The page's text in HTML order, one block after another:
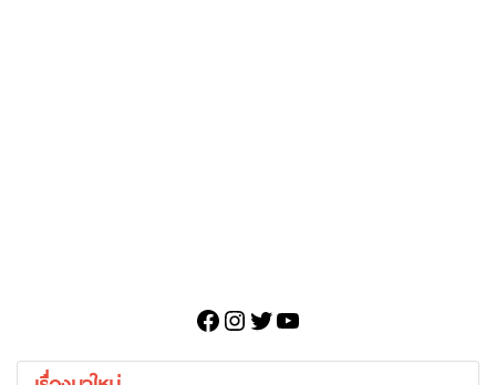
Facebook
Instagram
Twitter
YouTube